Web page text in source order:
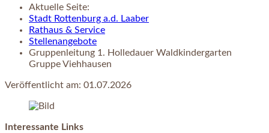
Aktuelle Seite:
Stadt Rottenburg a.d. Laaber
Rathaus & Service
Stellenangebote
Gruppenleitung 1. Holledauer Waldkindergarten
Gruppe Viehhausen
Veröffentlicht am: 01.07.2026
Interessante Links